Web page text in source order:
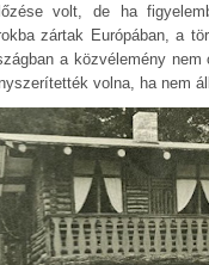
volt, de ha
zártak Európában, a
a közvélemény
volna, ha nem